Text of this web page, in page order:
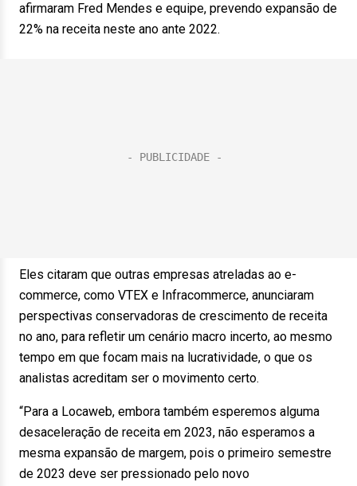
afirmaram Fred Mendes e equipe, prevendo expansão de
22% na receita neste ano ante 2022.
Eles citaram que outras empresas atreladas ao e-
commerce, como VTEX e Infracommerce, anunciaram
perspectivas conservadoras de crescimento de receita
no ano, para refletir um cenário macro incerto, ao mesmo
tempo em que focam mais na lucratividade, o que os
analistas acreditam ser o movimento certo.
“Para a Locaweb, embora também esperemos alguma
desaceleração de receita em 2023, não esperamos a
mesma expansão de margem, pois o primeiro semestre
de 2023 deve ser pressionado pelo novo